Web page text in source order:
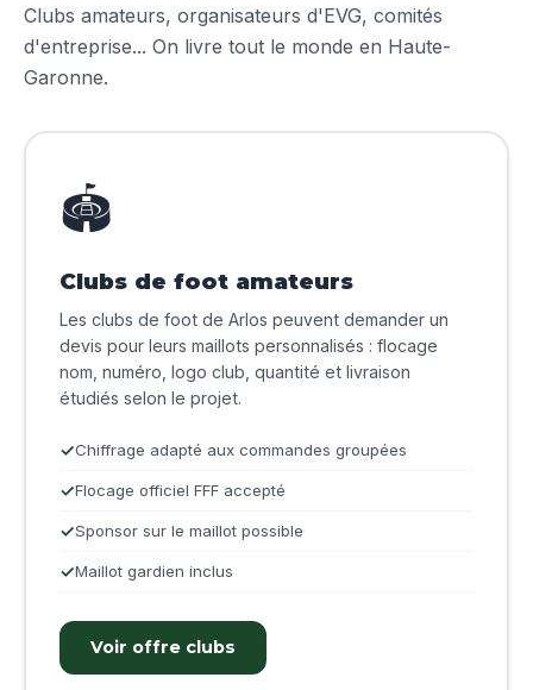
Clubs amateurs, organisateurs d'EVG, comités
d'entreprise... On livre tout le monde en Haute-
Garonne.
🏟️
Clubs de foot amateurs
Les clubs de foot de Arlos peuvent demander un
devis pour leurs maillots personnalisés : flocage
nom, numéro, logo club, quantité et livraison
étudiés selon le projet.
Chiffrage adapté aux commandes groupées
Flocage officiel FFF accepté
Sponsor sur le maillot possible
Maillot gardien inclus
Voir offre clubs